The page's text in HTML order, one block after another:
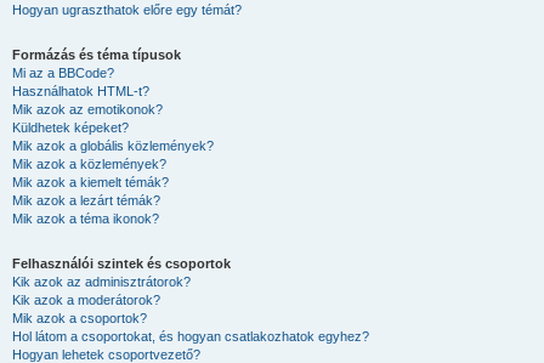
Hogyan ugraszthatok előre egy témát?
Formázás és téma típusok
Mi az a BBCode?
Használhatok HTML-t?
Mik azok az emotikonok?
Küldhetek képeket?
Mik azok a globális közlemények?
Mik azok a közlemények?
Mik azok a kiemelt témák?
Mik azok a lezárt témák?
Mik azok a téma ikonok?
Felhasználói szintek és csoportok
Kik azok az adminisztrátorok?
Kik azok a moderátorok?
Mik azok a csoportok?
Hol látom a csoportokat, és hogyan csatlakozhatok egyhez?
Hogyan lehetek csoportvezető?